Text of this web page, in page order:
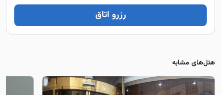
رزرو اتاق
هتل‌های مشابه